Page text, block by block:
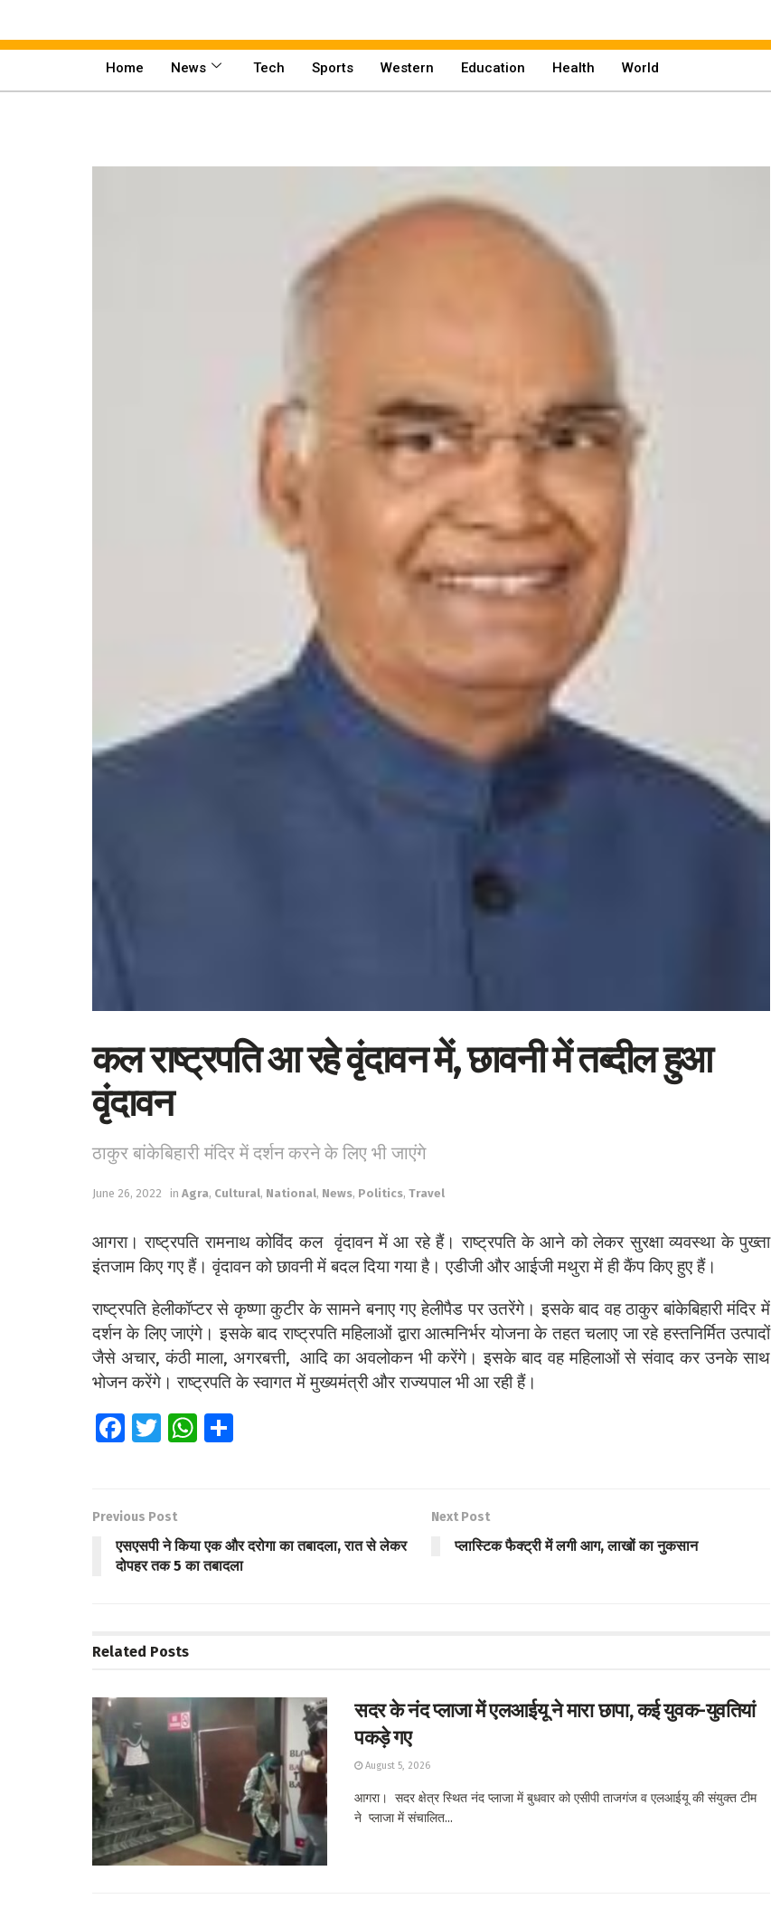
Home News Tech Sports Western Education Health World
कल राष्ट्रपति आ रहे वृंदावन में, छावनी में तब्दील हुआ
वृंदावन
ठाकुर बांकेबिहारी मंदिर में दर्शन करने के लिए भी जाएंगे
June 26, 2022 in Agra, Cultural, National, News, Politics, Travel
आगरा। राष्ट्रपति रामनाथ कोविंद कल वृंदावन में आ रहे हैं। राष्ट्रपति के आने को लेकर सुरक्षा व्यवस्था के पुख्ता
इंतजाम किए गए हैं। वृंदावन को छावनी में बदल दिया गया है। एडीजी और आईजी मथुरा में ही कैंप किए हुए हैं।
राष्ट्रपतिहेलीकॉप्टर से कृष्णा कुटीर के सामने बनाए गए हेलीपैड पर उतरेंगे। इसके बाद वह ठाकुर बांकेबिहारी मंदिर में
दर्शन के लिए जाएंगे। इसके बाद राष्ट्रपति महिलाओं द्वारा आत्मनिर्भर योजना के तहत चलाए जा रहे हस्तनिर्मित उत्पादों
जैसे अचार, कंठी माला, अगरबत्ती, आदि का अवलोकन भी करेंगे। इसके बाद वह महिलाओं से संवाद कर उनके साथ
भोजन करेंगे। राष्ट्रपति के स्वागत में मुख्यमंत्री और राज्यपाल भी आ रही हैं।
Fa
o
o
k
T
er
W
A
p
Previous Post
एसएसपी ने किया एक और दरोगा का तबादला, रात से लेकर
दोपहर तक 5 का तबादला
Next Post
प्लास्टिक फैक्ट्री में लगी आग, लाखों का नुकसान
Related Posts
सदर के नंद प्लाजा में एलआईयू ने मारा छापा, कई युवक-युवतियां
पकड़े गए
August 5, 2026
आगरा। सदर क्षेत्र स्थित नंद प्लाजा में बुधवार को एसीपी ताजगंज व एलआईयू की संयुक्त टीम
ने प्लाजा में संचालित...
Western
Education